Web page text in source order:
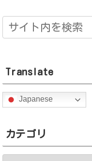
Translate
Japanese
カテゴリ